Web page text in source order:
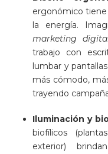
ergonómico
la energía.
marketing
trabajo con
lumbar y
más cómodo,
trayendo
Iluminación y
biofílicos
exterior)